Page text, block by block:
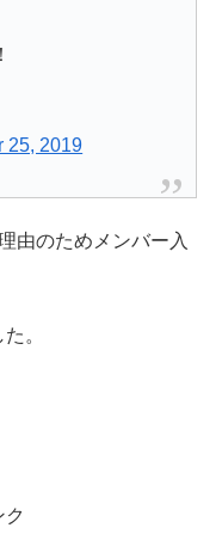
25, 2019
由のためメンバー入
。